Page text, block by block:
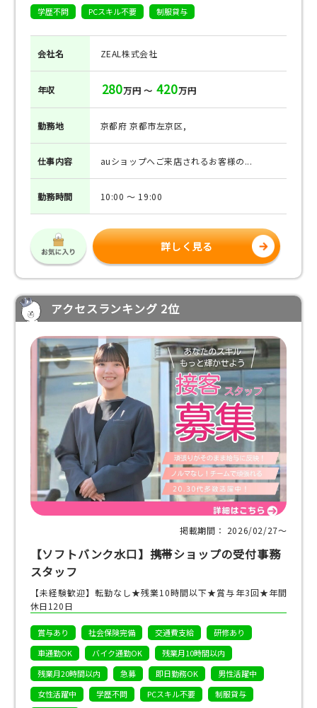
学歴不問
PCスキル不要 制服貸与
会社名 ZEAL株式会社
年収 280万円 ～ 420万円
勤務地 京都府 京都市左京区,
仕事内容 auショップへご来店されるお客様の...
勤務時間 10:00 ～ 19:00
詳しく見る
アクセスランキング 2位
掲載期間： 2026/02/27〜
【ソフトバンク水口】携帯ショップの受付事務
スタッフ
【未経験歓迎】転勤なし★残業10時間以下★賞与年3回★年間
休日120日
賞与あり 社会保険完備 交通費支給
研修あり
車通勤OK
バイク通勤OK
残業月10時間以内
残業月20時間以内
急募 即日勤務OK
男性活躍中
女性活躍中
学歴不問 PCスキル不要
制服貸与